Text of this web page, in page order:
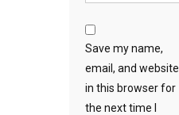
Save my name,
email, and website
in this browser for
the next time I